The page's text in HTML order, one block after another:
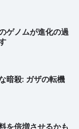
ゲノムが進化の過
暗殺: ガザの転機
を倍増させるかも